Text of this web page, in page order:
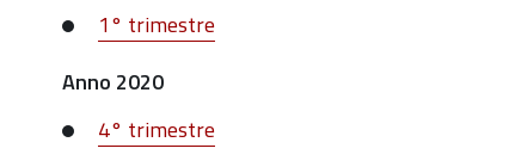
1° trimestre
Anno 2020
4° trimestre